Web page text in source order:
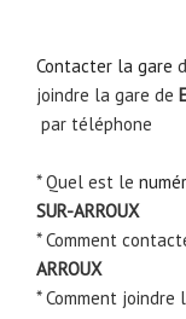
Contacter la gare
joindre la gare de
par téléphone
* Quel est le
SUR-ARROUX
* Comment
ARROUX
* Comment joindre